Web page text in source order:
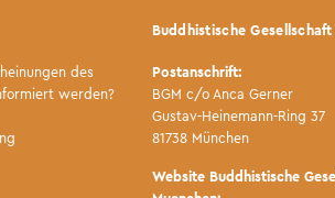
des
werden?
Buddhistische Gesellschaft
Postanschrift:
BGM c/o Anca Gerner
Gustav-Heinemann-Ring 37
81738 München
Website Buddhistische